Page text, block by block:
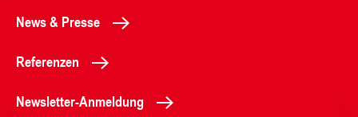
News & Presse
Referenzen
Newsletter-Anmeldung